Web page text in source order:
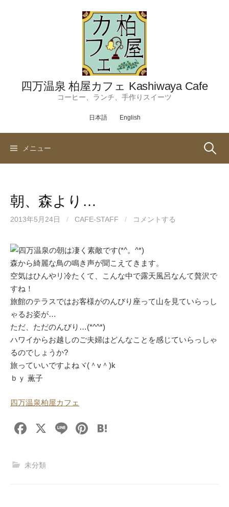
四万温泉 柏屋カフェ Kashiwaya Cafe
コーヒー、ランチ、手作りスイーツ
日本語 English
メニュー 検
朝、森より…
2013年5月24日 / CAFE-STAFF / コメントする
四万温泉の朝は凄く素敵です(*^。^*)
森から綺麗な鳥の鳴き声が聞こえてきます。
空気はひんやリ冷たくて、こんな中で露天風呂なんて贅沢で
すね！
旅館のテラスではお客様がのんびり座って山を見ていらっし
ゃるお姿が…
ただ、ただのんびり…(*^^*)
ハワイからお越しのご夫婦はどんなことを感じていらっしゃ
るのでしょうか?
旅っていいですよねヾ(＾v＾)k
ｂｙ 薫子
四万温泉柏屋カフェ
F
c
X
Li
Pi
未分類